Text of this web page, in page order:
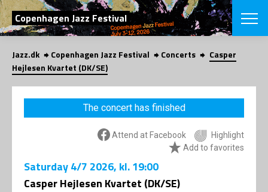
SEARCH
Copenhagen Jazz Festival
Danish
CHOOSE
VINTERJAZZ
Themes
LOCATIONS
Venues &
Jazz.dk Copenhagen Jazz Festival Concerts
Casper
Hejlesen Kvartet (DK/SE)
The concert has finished
Attend at Facebook
Highlight
Add to favorites
Saturday4/7 2026, kl. 19:00
Casper Hejlesen Kvartet (DK/SE)